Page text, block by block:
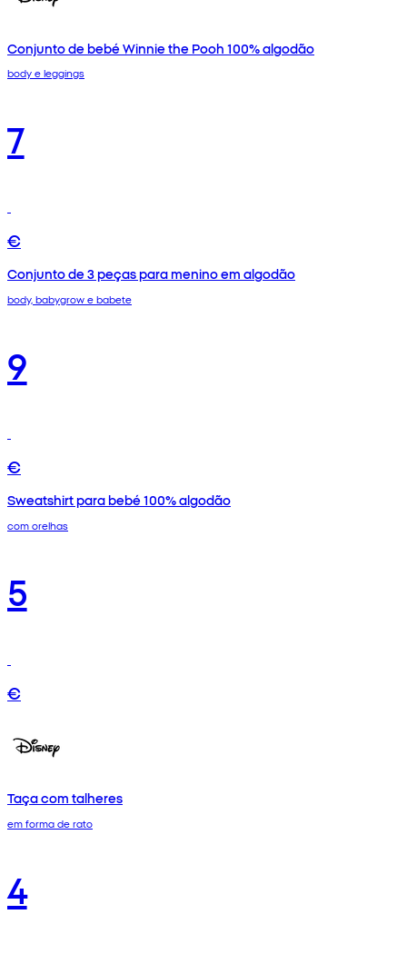
Conjunto de bebé Winnie the Pooh 100% algodão
body e leggings
7
€
Conjunto de 3 peças para menino em algodão
body, babygrow e babete
9
€
Sweatshirt para bebé 100% algodão
com orelhas
5
€
Taça com talheres
em forma de rato
4